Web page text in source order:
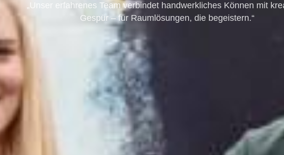
„Unser erfahrenes Team verbindet handwerkliches Können mit
Gespür – für Raumlösungen, die begeistern.“